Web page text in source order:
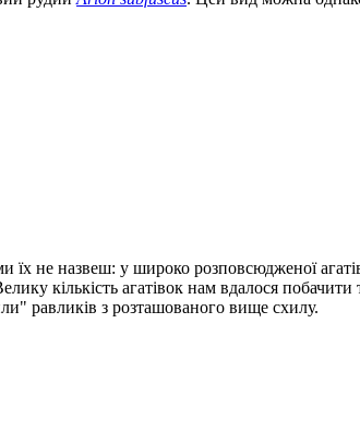
не назвеш: у широко розповсюдженої
кількість агатівок нам вдалося побачити
равликів з розташованого вище схилу.